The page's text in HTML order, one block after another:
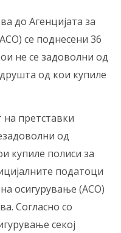
до Агенцијата за
се поднесени 36
не се задоволни од
од кои купиле
на претставки
од
купиле полиси за
податоци
на осигурување (АСО)
Согласно со
секој